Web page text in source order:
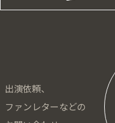
出演依頼、
ファンレターなどの